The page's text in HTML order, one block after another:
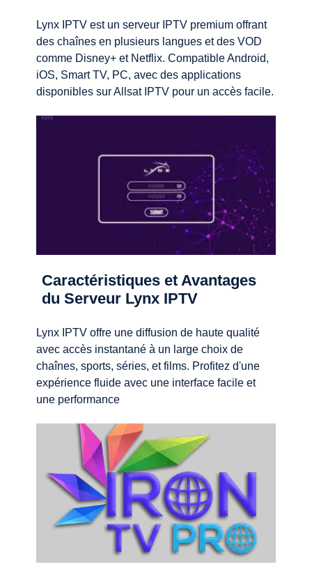
Lynx IPTV est un serveur IPTV premium offrant
des chaînes en plusieurs langues et des VOD
comme Disney+ et Netflix. Compatible Android,
iOS, Smart TV, PC, avec des applications
disponibles sur Allsat IPTV pour un accès facile.
Caractéristiques et Avantages
du Serveur Lynx IPTV
Lynx IPTV offre une diffusion de haute qualité
avec accès instantané à un large choix de
chaînes, sports, séries, et films. Profitez d'une
expérience fluide avec une interface facile et
une performance